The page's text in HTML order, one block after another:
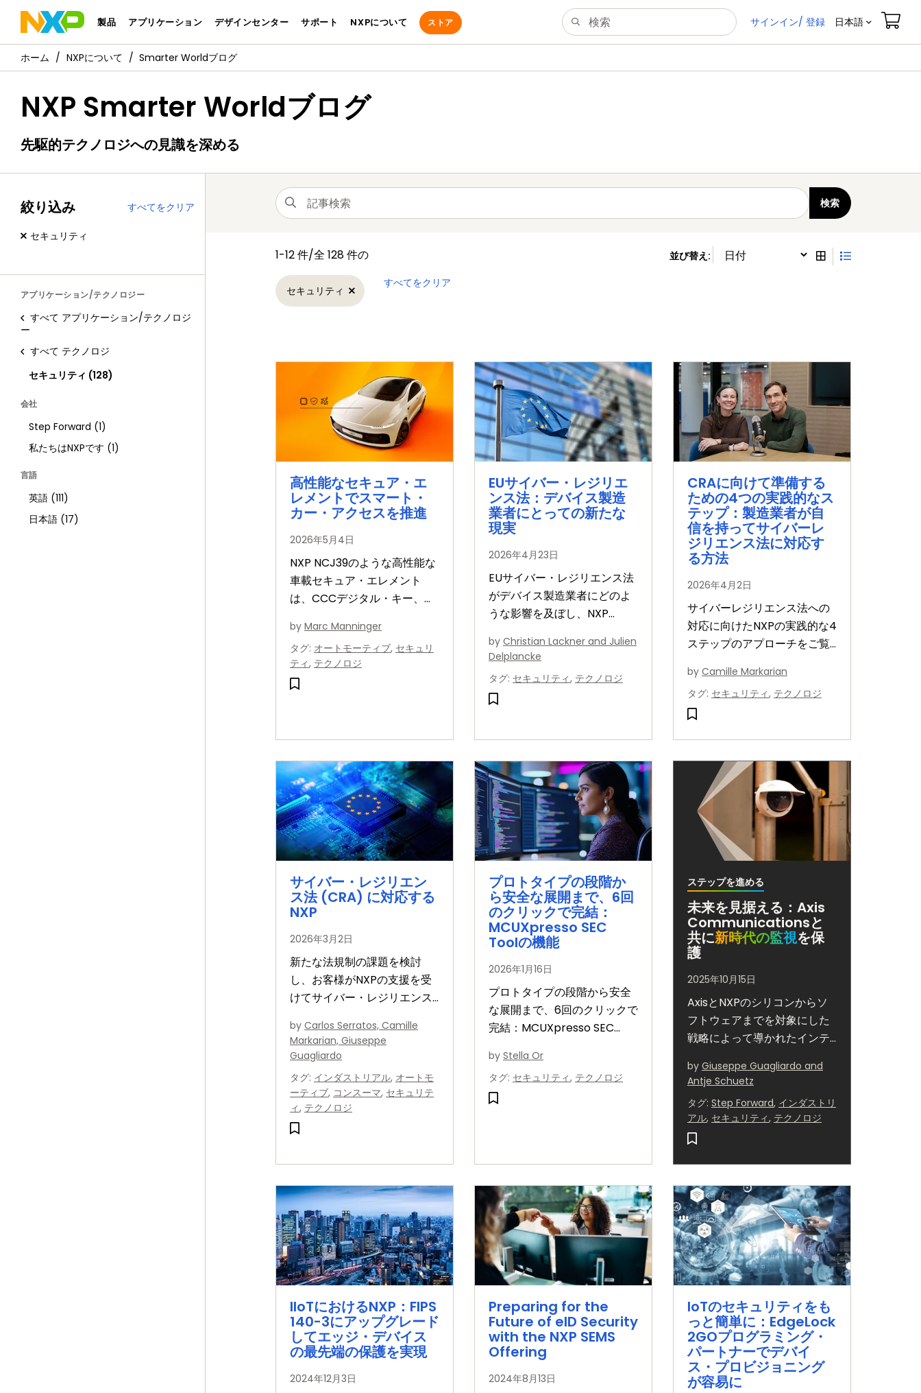
製品 アプリケーション デザインセンター サポート NXPについて ストア サインイン/ 登録 日本語
NXPについて Smarter Worldブログ
NXP Smarter Worldブログ
先駆的テクノロジへの見識を深める
絞り込み すべてをクリア
セキュリティ
アプリケーション/テクノロジー
すべて アプリケーション/テクノロジ
ー
すべて テクノロジ
セキュリティ (128)
会社
Step Forward (1)
私たちはNXPです (1)
言語
英語 (111)
日本語 (17)
1-12 件/全 128 件の 並び替え:
セキュリティ
すべてをクリア
高性能なセキュア・エ
レメントでスマート・
カー・アクセスを推進
2026年5月4日
NXP NCJ39のような高性能な
車載セキュア・エレメント
は、CCCデジタル・キー、セ
高いスマート・カー・アクセ
ス・システムを実現します。
by Marc Manninger
タグ: オートモーティブ, セキュリ
ティ, テクノロジ
EUサイバー・レジリエ
ンス法：デバイス製造
業者にとっての新たな
現実
2026年4月23日
EUサイバー・レジリエンス法
がデバイス製造業者にどのよ
うな影響を及ぼし、NXP
ライフサイクル全体にわたり
CRAに沿ったセキュリティを
どのようにサポートするかを
ご覧ください。
by Christian Lackner and Julien
Delplancke
タグ: セキュリティ, テクノロジ
CRAに向けて準備する
ための4つの実践的なス
テップ：製造業者が自
信を持ってサイバーレ
ジリエンス法に対応す
る方法
2026年4月2日
サイバーレジリエンス法への
対応に向けたNXPの実践的な4
ステップのアプローチをご覧
評価、セキュリティ・バイ・
デザイン、準拠、および長期
的な製品セキュリティが含ま
by Camille Markarian
タグ: セキュリティ, テクノロジ
サイバー・レジリエン
ス法 (CRA) に対応する
NXP
2026年3月2日
新たな法規制の課題を検討
し、お客様がNXPの支援を受
けてサイバー・レジリエンス
法を紹介します。
by Carlos Serratos, Camille
Markarian, Giuseppe
Guagliardo
タグ: インダストリアル, オートモ
ーティブ, コンスーマ, セキュリテ
ィ, テクノロジ
プロトタイプの段階か
ら安全な展開まで、6回
のクリックで完結：
MCUXpresso SEC
Toolの機能
2026年1月16日
プロトタイプの段階から安全
な展開まで、6回のクリックで
完結：MCUXpresso SEC
by Stella Or
タグ: セキュリティ, テクノロジ
ステップを進める
未来を見据える：Axis
Communicationsと
共に新時代の監視を保
護
2025年10月15日
AxisとNXPのシリコンからソ
フトウェアまでを対象にした
戦略によって導かれたインテ
ワークは、エッジAIと組込み
サイバーセキュリティによっ
て監視を変革します。
by Giuseppe Guagliardo and
Antje Schuetz
タグ: Step Forward, インダストリ
アル, セキュリティ, テクノロジ
IIoTにおけるNXP：FIPS
140-3にアップグレード
してエッジ・デバイス
の最先端の保護を実現
2024年12月3日
Preparing for the
Future of eID Security
with the NXP SEMS
Offering
2024年8月13日
IoTのセキュリティをも
っと簡単に：EdgeLock
2GOプログラミング・
パートナーでデバイ
ス・プロビジョニング
が容易に